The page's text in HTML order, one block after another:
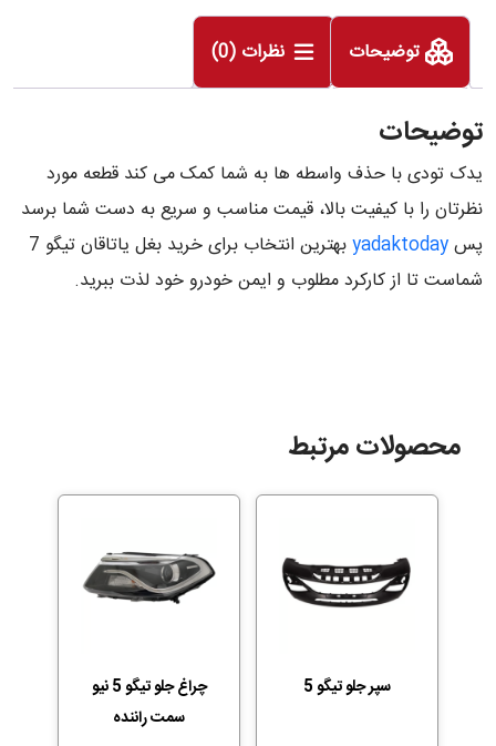
توضیحات نظرات (0)
توضیحات
یدک تودی با حذف واسطه ها به شما کمک می کند قطعه مورد
نظرتان را با کیفیت بالا، قیمت مناسب و سریع به دست شما برسد
پسyadaktoday
بهترین انتخاب برای خرید بغل یاتاقان تیگو 7
شماست تا از کارکرد مطلوب و ایمن خودرو خود لذت ببرید.
محصولات مرتبط
سپر جلو تیگو 5
چراغ جلو تیگو 5 نیو
سمت راننده